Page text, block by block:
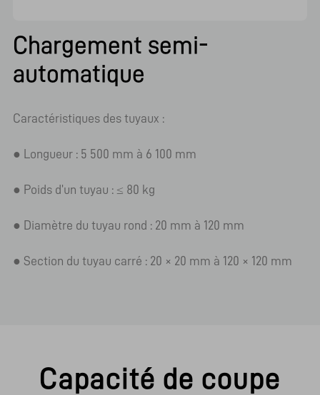
Chargement semi-
automatique
Caractéristiques des tuyaux :
● Longueur : 5 500 mm à 6 100 mm
● Poids d’un tuyau : ≤ 80 kg
● Diamètre du tuyau rond : 20 mm à 120 mm
● Section du tuyau carré : 20 × 20 mm à 120 × 120 mm
Capacité de coupe